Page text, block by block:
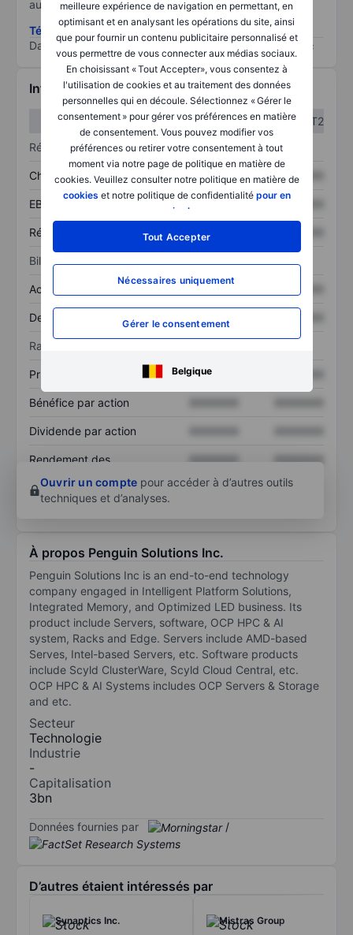
meilleure expérience de navigation en permettant, en
optimisant et en analysant les opérations du site, ainsi
que pour fournir un contenu publicitaire personnalisé et
vous permettre de vous connecter aux médias sociaux.
En choisissant « Tout Accepter», vous consentez à
l'utilisation de cookies et au traitement des données
personnelles qui en découle. Sélectionnez « Gérer le
consentement » pour gérer vos préférences en matière
de consentement. Vous pouvez modifier vos
préférences ou retirer votre consentement à tout
moment via notre page de politique en matière de
cookies. Veuillez consulter notre politique en matière de
cookies et notre politique de confidentialité pour en
savoir plus
Tout Accepter
Nécessaires uniquement
Gérer le consentement
Belgique
au risque le plus élevé).
Télécharger la méthodologie ESG (en anglais)
Data provided by
/
Informations financières
T1
T2
Résultats
Chiffre d’affaires XXXXXXX XXXXXXX
EBITDA XXXXXXX
Résultat net XXXXXXX
Bilan
Actif total XXXXXXX
Dette totale
Ratios
Prix / ventes XXXXXXX
Bénéfice par action
Dividende par action
Rendement des
XXXXXXX
XXXXXXX
Ouvrir un compte pour accéder à d’autres outils
techniques et d’analyses.
À propos Penguin Solutions Inc.
Penguin Solutions Inc is an end-to-end technology
company engaged in Intelligent Platform Solutions,
Integrated Memory, and Optimized LED business. Its
product include Servers, software, OCP HPC & AI
system, Racks and Edge. Servers include AMD-based
Serves, Intel-based Servers, etc. Software products
include Scyld ClusterWare, Scyld Cloud Central, etc.
OCP HPC & AI Systems includes OCP Servers & Storage
and etc.
Secteur
Technologie
Industrie
-
Capitalisation
3bn
Données fournies par /
D’autres étaient intéressés par
Synaptics Inc. Mistras Group